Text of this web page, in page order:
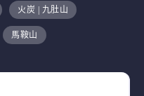
火炭 | 九肚山
馬鞍山